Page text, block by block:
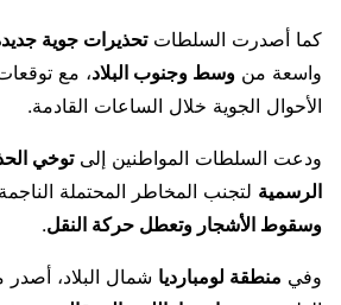
كما أصدرت السلطاتتحذيرات جوية
واسعة من وسط وجنوب البلاد، مع
الأحوال الجوية خلال الساعات القادمة.
ودعت السلطات المواطنين إلىتوخي
الرسمية لتجنب المخاطر المحتملة
وسقوط الأشجار وتعطل حركة النقل.
وفي منطقة لومبارديا شمال البلاد،